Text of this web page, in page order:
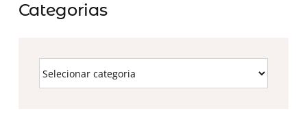
Categorias